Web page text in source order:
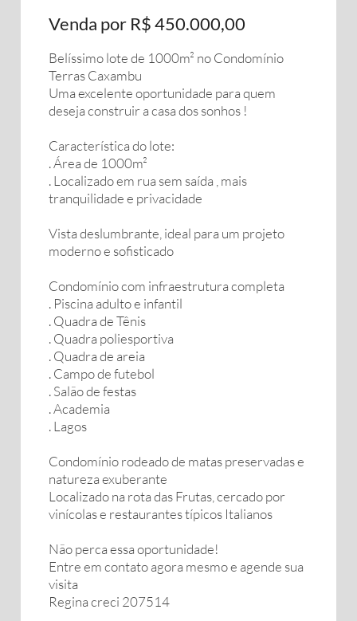
Venda por R$ 450.000,00
Belíssimo lote de 1000m² no Condomínio
Terras Caxambu
Uma excelente oportunidade para quem
deseja construir a casa dos sonhos !
Característica do lote:
. Área de 1000m²
. Localizado em rua sem saída , mais
tranquilidade e privacidade
Vista deslumbrante, ideal para um projeto
moderno e sofisticado
Condomínio com infraestrutura completa
. Piscina adulto e infantil
. Quadra de Tênis
. Quadra poliesportiva
. Quadra de areia
. Campo de futebol
. Salão de festas
. Academia
. Lagos
Condomínio rodeado de matas preservadas e
natureza exuberante
Localizado na rota das Frutas, cercado por
vinícolas e restaurantes típicos Italianos
Não perca essa oportunidade!
Entre em contato agora mesmo e agende sua
visita
Regina creci 207514